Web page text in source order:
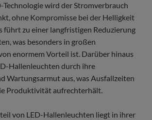
Technologie wird der Stromverbrauch
ohne Kompromisse bei der Helligkeit
führt zu einer langfristigen Reduzierung
was besonders in großen
enormem Vorteil ist. Darüber hinaus
Hallenleuchten durch ihre
Wartungsarmut aus, was Ausfallzeiten
Produktivität aufrechterhält.
von LED-Hallenleuchten liegt in ihrer